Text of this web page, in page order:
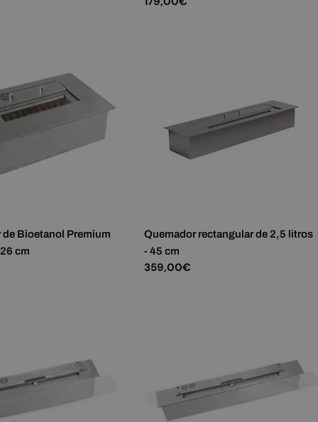
de Bioetanol Premium
cm
Quemador rectangular de 2,5 litros
- 45 cm
Precio
359,00€